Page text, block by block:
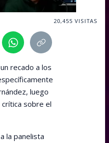
20,455 VISITAS
recado a los
luego
sobre el
la panelista